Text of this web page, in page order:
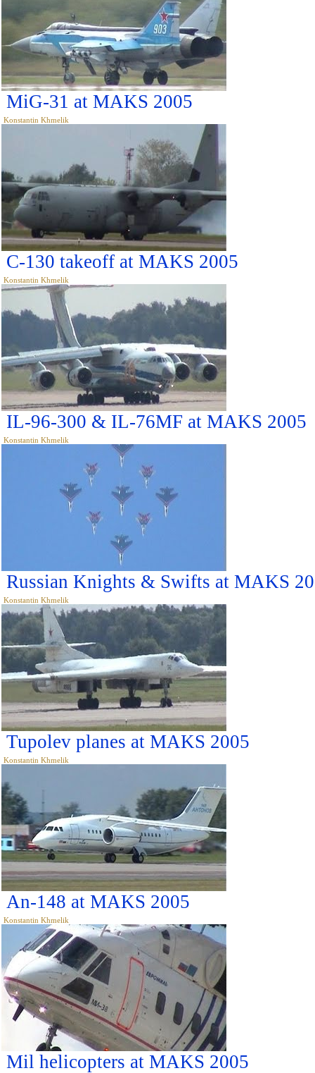
MiG-31 at MAKS 2005
Konstantin Khmelik
C-130 takeoff at MAKS 2005
Konstantin Khmelik
IL-96-300 & IL-76MF at MAKS 2005
Konstantin Khmelik
Russian Knights & Swifts at MAKS
Konstantin Khmelik
Tupolev planes at MAKS 2005
Konstantin Khmelik
An-148 at MAKS 2005
Konstantin Khmelik
Mil helicopters at MAKS 2005